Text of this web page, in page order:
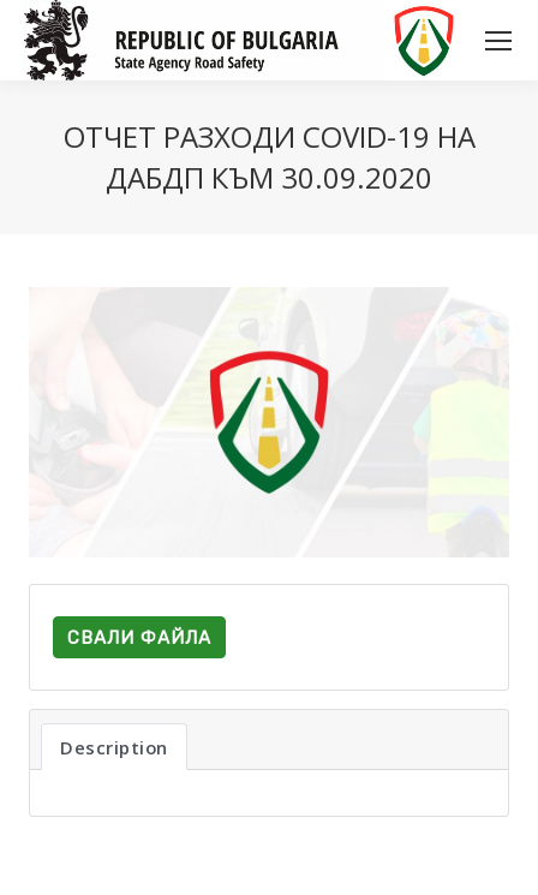
ОТЧЕТ РАЗХОДИ COVID-19 НА
ДАБДП КЪМ 30.09.2020
СВАЛИ ФАЙЛА
Description